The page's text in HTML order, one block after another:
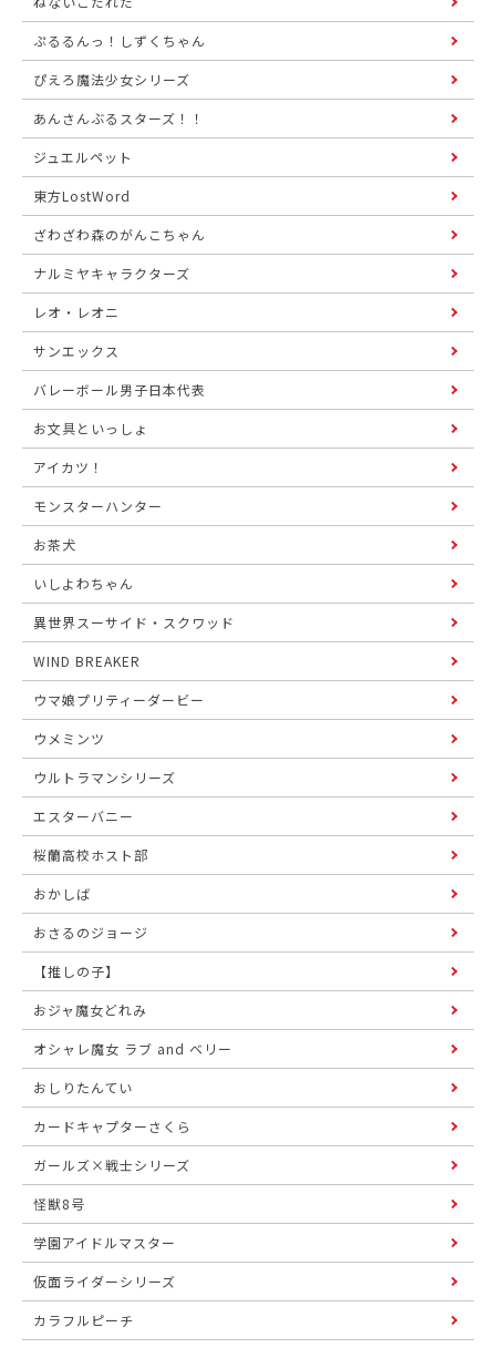
ぷるるんっ！しずくちゃん
ぴえろ魔法少女シリーズ
あんさんぶるスターズ！！
ジュエルペット
東方LostWord
ざわざわ森のがんこちゃん
ナルミヤキャラクターズ
レオ・レオニ
サンエックス
バレーボール男子日本代表
お文具といっしょ
アイカツ！
モンスターハンター
お茶犬
いしよわちゃん
異世界スーサイド・スクワッド
WIND BREAKER
ウマ娘プリティーダービー
ウメミンツ
ウルトラマンシリーズ
エスターバニー
桜蘭高校ホスト部
おかしば
おさるのジョージ
【推しの子】
おジャ魔女どれみ
オシャレ魔女 ラブ and ベリー
おしりたんてい
カードキャプターさくら
ガールズ×戦士シリーズ
怪獣8号
学園アイドルマスター
仮面ライダーシリーズ
カラフルピーチ